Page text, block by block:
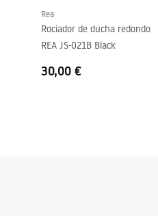
Rea
Rociador de ducha redondo
REA JS-021B Black
30,00 €